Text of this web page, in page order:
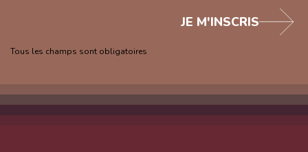
Tous les champs sont obligatoires
JE M'INSCRIS